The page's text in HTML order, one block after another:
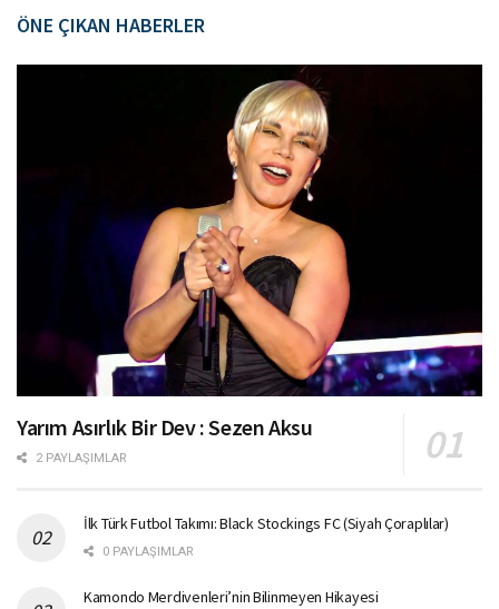
ÖNE ÇIKAN HABERLER
Yarım Asırlık Bir Dev : Sezen Aksu
2 PAYLAŞIMLAR
İlk Türk Futbol Takımı: Black Stockings FC (Siyah Çoraplılar)
0 PAYLAŞIMLAR
Kamondo Merdivenleri’nin Bilinmeyen Hikayesi